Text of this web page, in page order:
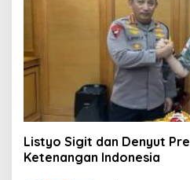
Listyo Sigit dan Denyut
Ketenangan Indonesia